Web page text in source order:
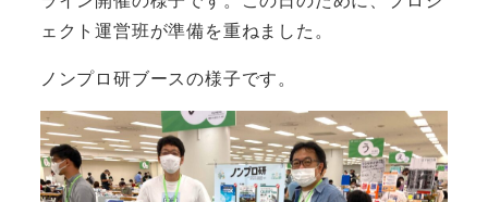
ェクト運営班が準備を重ねました。
ノンプロ研ブースの様子です。